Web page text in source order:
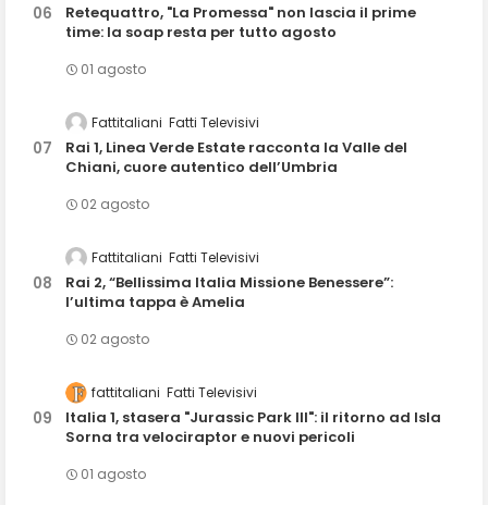
Retequattro, "La Promessa" non lascia il prime
time: la soap resta per tutto agosto
01 agosto
Fattitaliani Fatti Televisivi
Rai 1, Linea Verde Estate racconta la Valle del
Chiani, cuore autentico dell’Umbria
02 agosto
Fattitaliani Fatti Televisivi
Rai 2, “Bellissima Italia Missione Benessere”:
l’ultima tappa è Amelia
02 agosto
fattitaliani Fatti Televisivi
Italia 1, stasera "Jurassic Park III": il ritorno ad Isla
Sorna tra velociraptor e nuovi pericoli
01 agosto